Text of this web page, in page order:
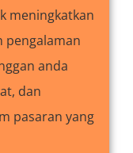
meningkatkan
pengalaman
anda
dan
pasaran yang